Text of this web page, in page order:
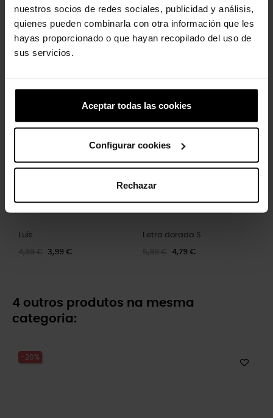
nuestros socios de redes sociales, publicidad y análisis,
quienes pueden combinarla con otra información que les
hayas proporcionado o que hayan recopilado del uso de
sus servicios.
Aceptar todas las cookies
Configurar cookies
Rechazar
-20%
Luís
4,99 € 3,99 €
-20%
Letra dorada S
5,99 € 4,79 €
4 outros produtos na mesma
categoria:
-20%